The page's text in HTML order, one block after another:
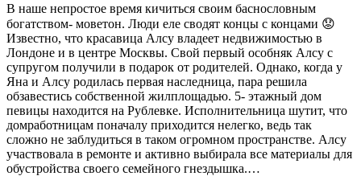
В наше непростое время кичиться своим баснословным
богатством- моветон. Люди еле сводят концы с концами 😟
Известно, что красавица Алсу владеет недвижимостью в
Лондоне и в центре Москвы. Свой первый особняк Алсу с
супругом получили в подарок от родителей. Однако, когда у
Яна и Алсу родилась первая наследница, пара решила
обзавестись собственной жилплощадью. 5- этажный дом
певицы находится на Рублевке. Исполнительница шутит, что
домработницам поначалу приходится нелегко, ведь так
сложно не заблудиться в таком огромном пространстве. Алсу
участвовала в ремонте и активно выбирала все материалы для
обустройства своего семейного гнездышка.…